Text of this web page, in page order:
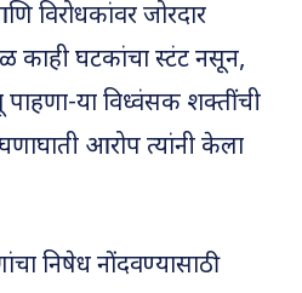
विरोधकांवर जोरदार
काही घटकांचा स्टंट नसून,
या विध्वंसक शक्तींची
आरोप त्यांनी केला
निषेध नोंदवण्यासाठी